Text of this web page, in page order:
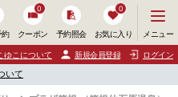
約 クーポン
0
予約照会 お気に入り
0
ニ
ュ
ー
開
メニュー
ゆこについて 新規会員登録 ログイン
いて